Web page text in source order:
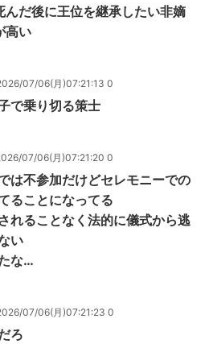
んだ後に王位を継承したい非嫡
高い
07/06(月)07:21:13 0
で乗り切る策士
07/06(月)07:21:20 0
は不参加だけどセレモニーでの
ることになってる
れることなく法的に儀式から逃
い
な…
07/06(月)07:21:23 0
ろ